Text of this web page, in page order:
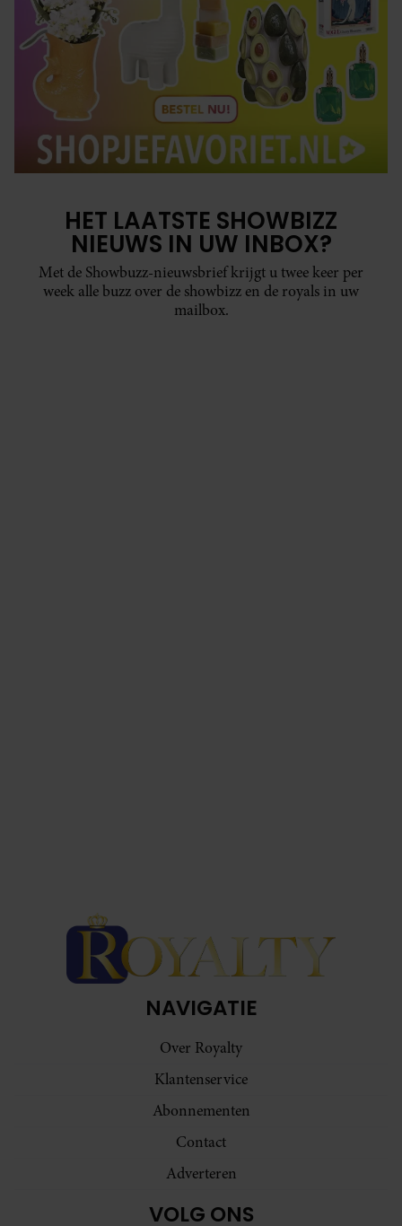
HET LAATSTE SHOWBIZZ
NIEUWS IN UW INBOX?
Met de Showbuzz-nieuwsbrief krijgt u twee keer per
week alle buzz over de showbizz en de royals in uw
mailbox.
NAVIGATIE
Over Royalty
Klantenservice
Abonnementen
Contact
Adverteren
VOLG ONS